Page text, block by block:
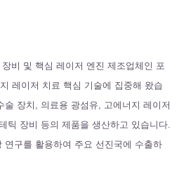
비 및 핵심 레이저 엔진 제조업체인 포
레이저 치료 핵심 기술에 집중해 왔습
술 장치, 의료용 광섬유, 고에너지 레이저
틱 장비 등의 제품을 생산하고 있습니다.
연구를 활용하여 주요 선진국에 수출하